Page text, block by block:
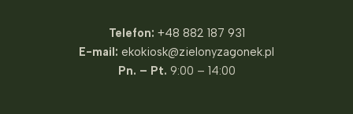
Telefon: +48 882 187 931
E-mail: ekokiosk@zielonyzagonek.pl
Pn. – Pt. 9:00 – 14:00